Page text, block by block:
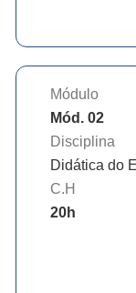
Módulo
Mód. 02
Disciplina
Didática do
C.H
20h